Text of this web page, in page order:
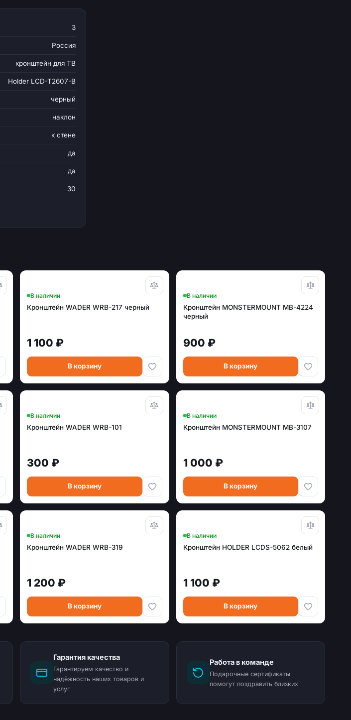
3
Россия
кронштейн для ТВ
Holder LCD-T2607-B
черный
наклон
к стене
да
да
30
В наличии
Кронштейн WADER WRB-217 черный
1 100 ₽
В корзину
В наличии
Кронштейн MONSTERMOUNT MB-4224
черный
900 ₽
В корзину
В наличии
Кронштейн WADER WRB-101
300 ₽
В корзину
В наличии
Кронштейн MONSTERMOUNT MB-3107
1 000 ₽
В корзину
В наличии
Кронштейн WADER WRB-319
1 200 ₽
В корзину
В наличии
Кронштейн HOLDER LCDS-5062 белый
1 100 ₽
В корзину
Гарантия качества
Гарантируем качество и
надёжность наших товаров и
услуг
Работа в команде
Подарочные сертификаты
помогут поздравить близких